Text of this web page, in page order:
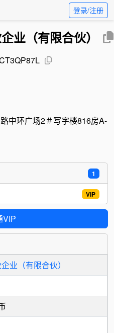
登录/注册
业（有限合伙）
中环广场2＃写字楼816房A-
1
VIP
VIP
业（有限合伙）